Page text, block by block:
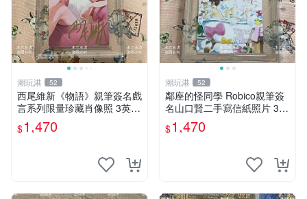
潮玩港 52
西尾維新《物語》親筆簽名戲
言系列限量珍藏肖像照 3英寸
收藏家私人典藏 物語系列 親
筆簽名 戲言 照片
$1,470
潮玩港 52
鄰座的怪同學 Robico親筆簽
名山口賢二手寫信紙照片 3英
寸收藏珍藏 鄰座的怪同學 自
帶簽名紀念照 山口賢二羅比
$1,470